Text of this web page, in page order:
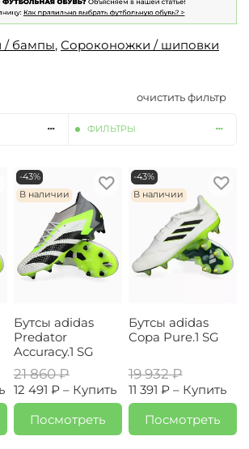
/ бампы, Сороконожки / шиповки
очистить фильтр
ФИЛЬТРЫ
-43%
В наличии
Бутсы adidas
Predator
Accuracy.1 SG
21 860 ₽
12 491 ₽ – Купить
Посмотреть
-43%
В наличии
Бутсы adidas
Copa Pure.1 SG
19 932 ₽
11 391 ₽ – Купить
Посмотреть